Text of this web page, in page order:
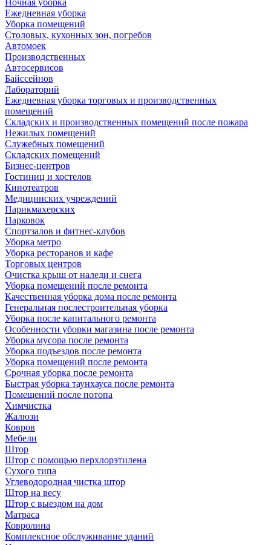
Ночная уборка
Ежедневная уборка
Уборка помещений
Столовых, кухонных зон, погребов
Автомоек
Производственных
Автосервисов
Байссейнов
Лабораторий
Ежедневная уборка торговых и производственных
помещений
Складских и производственных помещений после пожара
Нежилых помещений
Служебных помещений
Складских помещений
Бизнес-центров
Гостиниц и хостелов
Кинотеатров
Медицинских учреждений
Парикмахерских
Парковок
Спортзалов и фитнес-клубов
Уборка метро
Уборка ресторанов и кафе
Торговых центров
Очистка крыш от наледи и снега
Уборка помещений после ремонта
Качественная уборка дома после ремонта
Генеральная послестроительная уборка
Уборка после капитального ремонта
Особенности уборки магазина после ремонта
Уборка мусора после ремонта
Уборка подъездов после ремонта
Уборка помещений после ремонта
Срочная уборка после ремонта
Быстрая уборка таунхауса после ремонта
Помещений после потопа
Химчистка
Жалюзи
Ковров
Мебели
Штор
Штор с помощью перхлорэтилена
Сухого типа
Углеводородная чистка штор
Штор на весу
Штор с выездом на дом
Матраса
Ковролина
Комплексное обслуживание зданий